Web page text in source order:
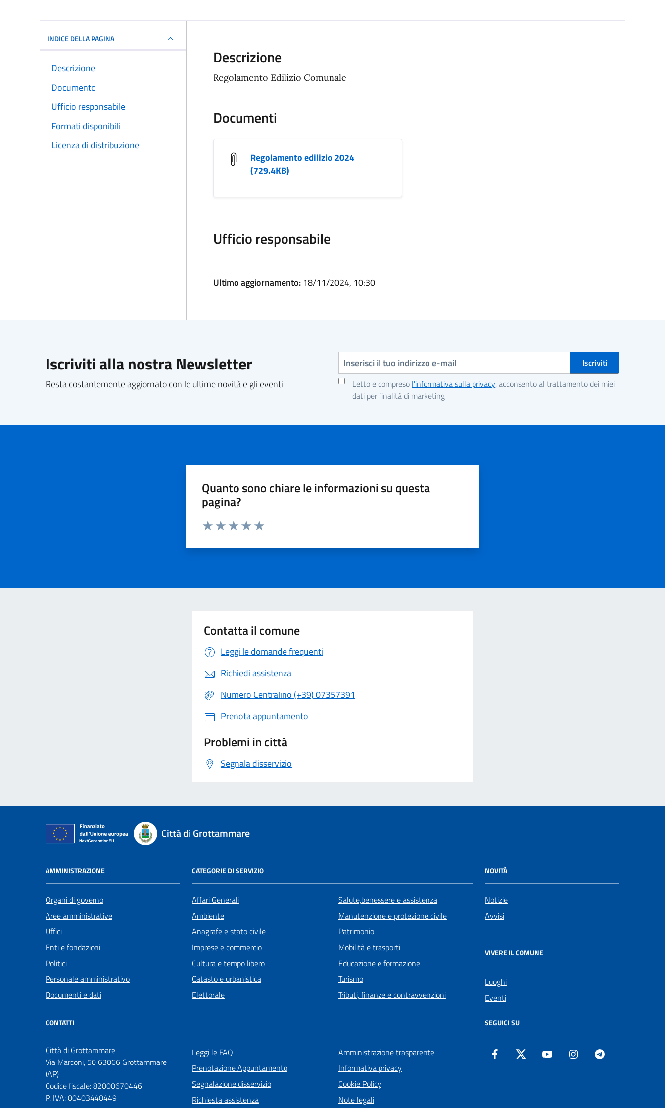
INDICE DELLA PAGINA
Descrizione
Documento
Ufficio responsabile
Formati disponibili
Licenza di distribuzione
Descrizione
Regolamento Edilizio Comunale
Documenti
Regolamento edilizio 2024
(729.4KB)
Ufficio responsabile
Ultimo aggiornamento: 18/11/2024, 10:30
Iscriviti alla nostra Newsletter
Resta costantemente aggiornato con le ultime novità e gli eventi
Indirizzo e-mail
Letto e compreso l'informativa sulla privacy, acconsento al trattamento dei miei
dati per finalità di marketing
Quanto sono chiare le informazioni su questa
pagina?
Contatta il comune
Leggi le domande frequenti
Richiedi assistenza
Numero Centralino (+39) 07357391
Prenota appuntamento
Problemi in città
Segnala disservizio
Città di Grottammare
AMMINISTRAZIONE
Organi di governo
Aree amministrative
Uffici
Enti e fondazioni
Politici
Personale amministrativo
Documenti e dati
CATEGORIE DI SERVIZIO
Affari Generali
Ambiente
Anagrafe e stato civile
Imprese e commercio
Cultura e tempo libero
Catasto e urbanistica
Elettorale
Salute,benessere e assistenza
Manutenzione e protezione civile
Patrimonio
Mobilità e trasporti
Educazione e formazione
Turismo
Tributi, finanze e contravvenzioni
NOVITÀ
Notizie
Avvisi
VIVERE IL COMUNE
Luoghi
Eventi
CONTATTI
Città di Grottammare
Via Marconi, 50 63066 Grottammare
(AP)
Codice fiscale: 82000670446
P. IVA: 00403440449
Leggi le FAQ
Prenotazione Appuntamento
Segnalazione disservizio
Richiesta assistenza
Amministrazione trasparente
Informativa privacy
Cookie Policy
Note legali
SEGUICI SU
Facebook Twitter YouTube Instagram